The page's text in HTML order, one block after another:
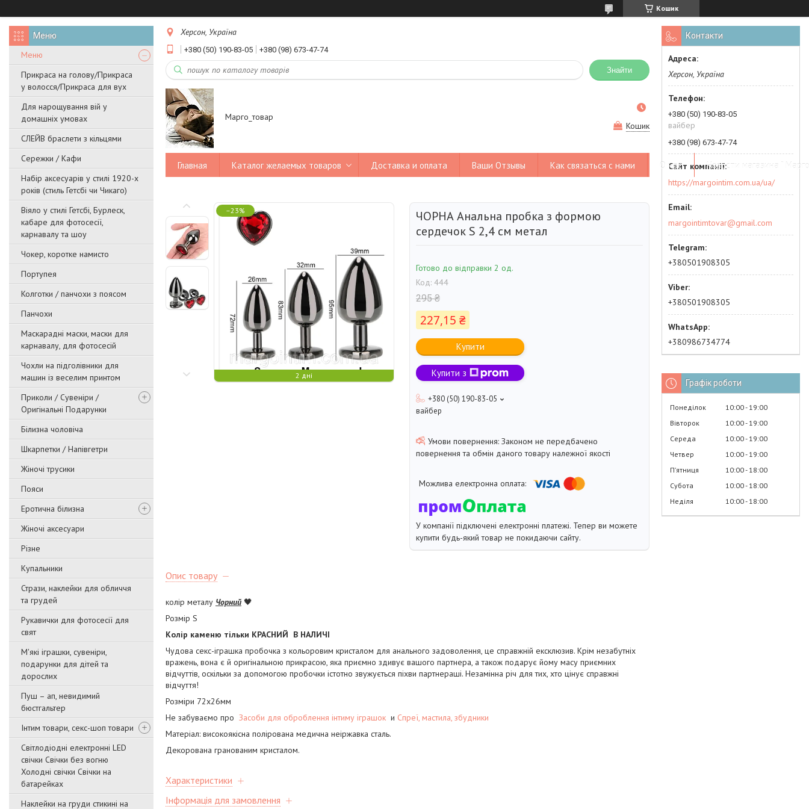
Кошик
Меню
Прикраса на голову/Прикраса
у волосся/Прикраса для вух
Для нарощування вій у
домашніх умовах
СЛЕЙВ браслети з кільцями
Сережки / Кафи
Набір аксесуарів у стилі 1920-х
років (стиль Гетсбі чи Чикаго)
Віяло у стилі Гетсбі, Бурлеск,
кабаре для фотосесії,
карнавалу та шоу
Чокер, коротке намисто
Портупея
Колготки / панчохи з поясом
Панчохи
Маскарадні маски, маски для
карнавалу, для фотосесій
Чохли на підголівники для
машин із веселим принтом
Приколи / Сувеніри /
Оригінальні Подарунки
Білизна чоловіча
Шкарпетки / Напівгетри
Жіночі трусики
Пояси
Еротична білизна
Жіночі аксесуари
Різне
Купальники
Стрази, наклейки для обличчя
та грудей
Рукавички для фотосесії для
свят
М'які іграшки, сувеніри,
подарунки для дітей та
дорослих
Пуш – ап, невидимий
бюстгальтер
Інтим товари, секс-шоп товари
Світлодіодні електронні LED
свічки Свічки без вогню
Холодні свічки Свічки на
батарейках
Наклейки на груди стикині на
Херсон, Україна
+380 (50) 190-83-05 +380 (98) 673-47-74
Знайти
Марго_товар
Кошик
Главная Каталог желаемых товаров Доставка и оплата Ваши Отзывы Как связаться с нами О нас Новости магазина "
–23%
2 дні
ЧОРНА Анальна пробка з формою
сердечок S 2,4 см метал
Готово до відправки 2 од.
Код: 444
295 ₴
227,15 ₴
Купити
Купити з
+380 (50) 190-83-05
вайбер
Законом не передбачено
повернення та обмін даного товару належної якості
У компанії підключені електронні платежі. Тепер ви можете
купити будь-який товар не покидаючи сайту.
Опис товару
колір металу Чорний 🖤
Розмір S
Колір каменю тільки КРАСНИЙ В НАЛИЧІ
Чудова секс-іграшка пробочка з кольоровим кристалом для анального задоволення, це справжній ексклюзив. Крім незабутніх
вражень, вона є й оригінальною прикрасою, яка приємно здивує вашого партнера, а також подарує йому масу приємних
відчуттів, оскільки за допомогою пробочки істотно звужується піхви партнераші. Незамінна річ для тих, хто цінує справжні
відчуття!
Розміри 72х26мм
Не забуваємо про Засоби для оброблення інтиму іграшок и Спреї, мастила, збудники
Матеріал: високоякісна полірована медична неіржавка сталь.
Декорована гранованим кристалом.
Характеристики
Інформація для замовлення
Контакти
Херсон, Україна
+380 (50) 190-83-05
вайбер
+380 (98) 673-47-74
https://margointim.com.ua/ua/
margointimtovar@gmail.com
+380501908305
+380501908305
+380986734774
Графік роботи
Понеділок 10:00 19:00
Вівторок
10:00 19:00
Середа
10:00 19:00
Четвер
10:00 19:00
Пʼятниця
10:00 18:00
Субота
10:00 18:00
Неділя
10:00 18:00